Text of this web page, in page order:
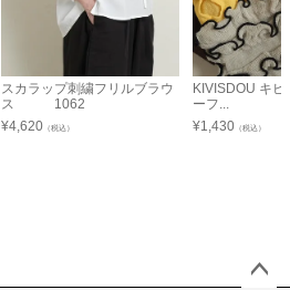
スカラップ刺繍フリルブラウ
ス 1062
¥4,620 （税込）
KIVISDOU キ
ーフ...
¥1,430 （税込）